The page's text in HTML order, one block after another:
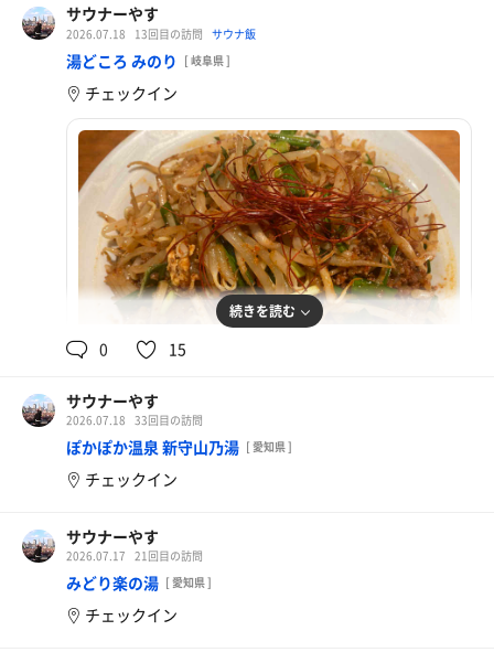
サウナーやす
2026.07.18 13回目の訪問 サウナ飯
湯どころ みのり [ 岐阜県 ]
チェックイン
大吉飯
夏にこの辛さは痺れる
続きを読む
0 15
サウナーやす
2026.07.18 33回目の訪問
ぽかぽか温泉 新守山乃湯 [ 愛知県 ]
チェックイン
サウナーやす
2026.07.17 21回目の訪問
みどり楽の湯 [ 愛知県 ]
チェックイン